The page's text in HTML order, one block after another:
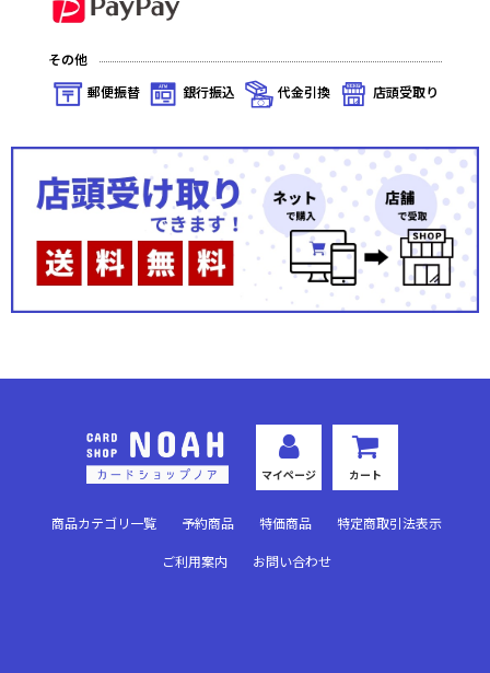
Ver.アミューズクラフト 1.0
Ver.ネクストン 3.0
Ver.アクアプラス 2.0
Ver.ゆずソフト 3.0
Ver.オーガスト 3.0
Ver.HOOKSOFT&SMEE&ASa Project
その他
郵便振替
銀行振込 代金引換 店頭受取り
マイページ カート
商品カテゴリ一覧 予約商品 特価商品 特定商取引法表示
ご利用案内 お問い合わせ